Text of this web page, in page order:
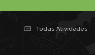
Todas Atividades